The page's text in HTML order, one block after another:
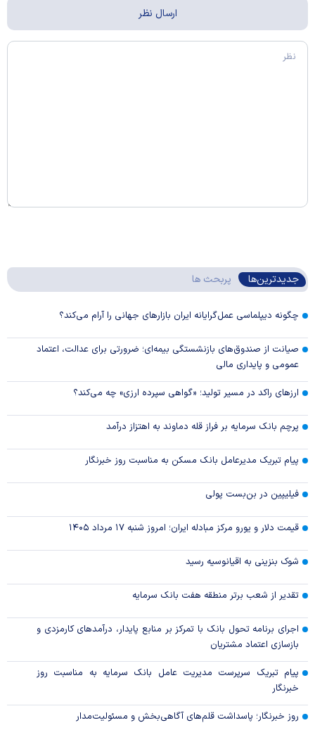
جدیدترین‌ها پربحث ها
چگونه دیپلماسی عمل‌گرایانه ایران بازار‌های جهانی را آرام می‌کند؟
صیانت از صندوق‌های بازنشستگی بیمه‌ای؛ ضرورتی برای عدالت، اعتماد
عمومی و پایداری مالی
ارزهای راکد در مسیر تولید؛ «گواهی سپرده ارزی» چه می‌کند؟
پرچم بانک سرمایه بر فراز قله دماوند به اهتزاز درآمد
پیام تبریک مدیرعامل بانک مسکن به مناسبت روز خبرنگار
فیلیپین در بن‌بست پولی
قیمت دلار و یورو مرکز مبادله ایران؛ امروز شنبه ۱۷ مرداد ۱۴۰۵
شوک بنزینی به اقیانوسیه رسید
تقدیر از شعب برتر منطقه هفت بانک سرمایه
اجرای برنامه تحول بانک با تمرکز بر منابع پایدار، درآمدهای کارمزدی و
بازسازی اعتماد مشتریان
پیام تبریک سرپرست مدیریت عامل بانک سرمایه به مناسبت روز
خبرنگار
روز خبرنگار؛ پاسداشت قلم‌های آگاهی‌بخش و مسئولیت‌مدار